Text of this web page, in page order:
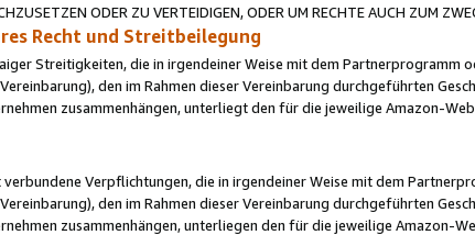
ODER ZU VERTEIDIGEN, ODER UM RECHTE AUCH ZUM
Recht und Streitbeilegung
Streitigkeiten, die in irgendeiner Weise mit dem Partnerprogramm
den im Rahmen dieser Vereinbarung durchgeführten
zusammenhängen, unterliegt den für die jeweilige Amazon-
Verpflichtungen, die in irgendeiner Weise mit dem
den im Rahmen dieser Vereinbarung durchgeführten
zusammenhängen, unterliegen den für die jeweilige Amazon-